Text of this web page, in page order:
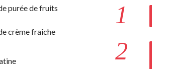
purée de fruits
crème fraîche
1
2